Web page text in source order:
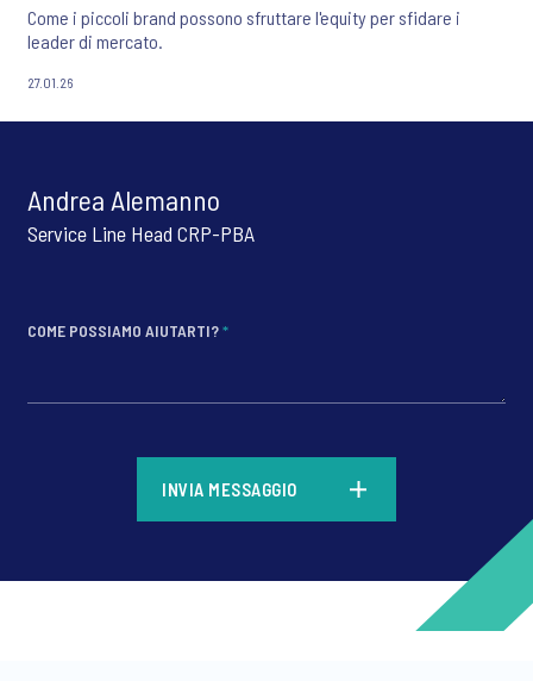
Come i piccoli brand possono sfruttare l'equity per sfidare i
leader di mercato.
27.01.26
Andrea Alemanno
Service Line Head CRP-PBA
COME POSSIAMO AIUTARTI?*
INVIA MESSAGGIO